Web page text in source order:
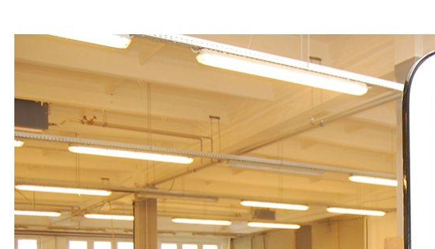
Larger
Image